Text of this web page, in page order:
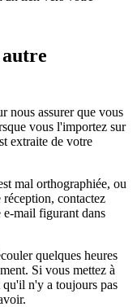
autre
nous assurer que vous
vous l'importez sur
extraite de votre
mal orthographiée, ou
réception, contactez
mail figurant dans
quelques heures
Si vous mettez à
n'y a toujours pas